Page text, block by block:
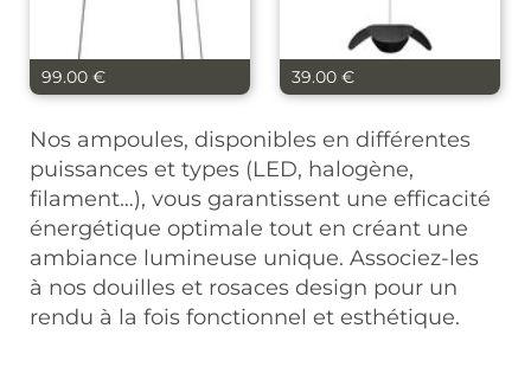
Rosace G4 x 3 + Crochet
déport
99.00 € Rosace G4 x1
39.00 €
Nos ampoules, disponibles en différentes
puissances et types (LED, halogène,
filament…), vous garantissent une efficacité
énergétique optimale tout en créant une
ambiance lumineuse unique. Associez-les
à nos douilles et rosaces design pour un
rendu à la fois fonctionnel et esthétique.